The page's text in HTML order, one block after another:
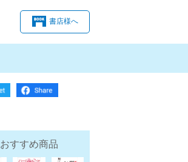
書店様へ
おすすめ商品